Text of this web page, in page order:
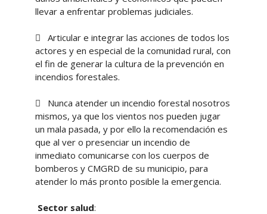
llevar a enfrentar problemas judiciales.
 Articular e integrar las acciones de todos los
actores y en especial de la comunidad rural, con
el fin de generar la cultura de la prevención en
incendios forestales.
 Nunca atender un incendio forestal nosotros
mismos, ya que los vientos nos pueden jugar
un mala pasada, y por ello la recomendación es
que al ver o presenciar un incendio de
inmediato comunicarse con los cuerpos de
bomberos y CMGRD de su municipio, para
atender lo más pronto posible la emergencia.
Sector salud: